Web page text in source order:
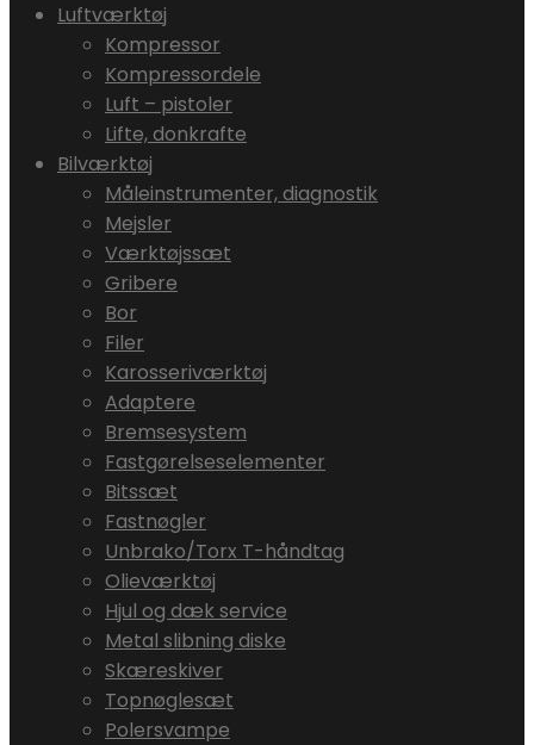
Luftværktøj
Kompressor
Kompressordele
Luft – pistoler
Lifte, donkrafte
Bilværktøj
Måleinstrumenter, diagnostik
Mejsler
Værktøjssæt
Gribere
Bor
Filer
Karosseriværktøj
Adaptere
Bremsesystem
Fastgørelseselementer
Bitssæt
Fastnøgler
Unbrako/Torx T-håndtag
Olieværktøj
Hjul og dæk service
Metal slibning diske
Skæreskiver
Topnøglesæt
Polersvampe